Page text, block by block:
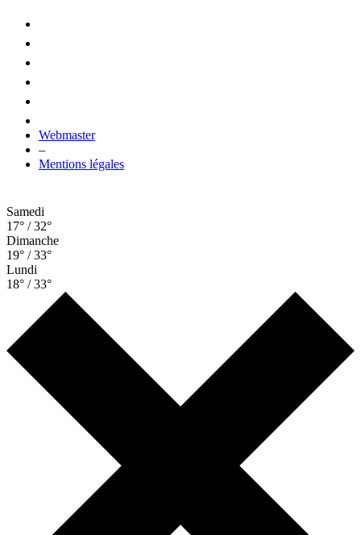
Webmaster
–
Mentions légales
Samedi
17° / 32°
Dimanche
19° / 33°
Lundi
18° / 33°